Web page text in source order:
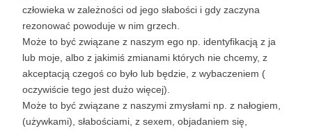
człowieka w zależności od jego słabości i gdy zaczyna
rezonować powoduje w nim grzech.
Może to być związane z naszym ego np. identyfikacją z ja
lub moje, albo z jakimiś zmianami których nie chcemy, z
akceptacją czegoś co było lub będzie, z wybaczeniem (
oczywiście tego jest dużo więcej).
Może to być związane z naszymi zmysłami np. z nałogiem,
(używkami), słabościami, z sexem, objadaniem się,